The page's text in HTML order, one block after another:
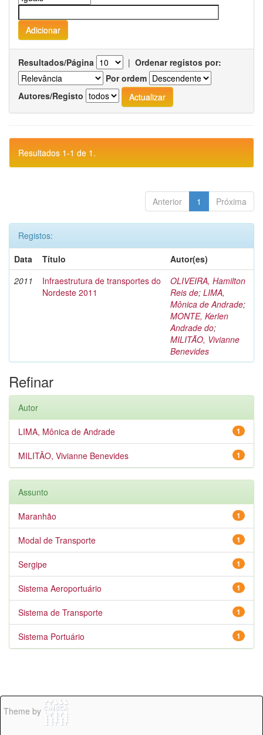
Resultados/Página | Ordenar registos por:
Por ordem
Autores/Registo
Resultados 1-1 de 1.
Anterior 1 Próxima
Registos:
Data
Título
Autor(es)
2011
Infraestrutura de transportes do
Nordeste 2011
OLIVEIRA, Hamilton
Reis de; LIMA,
Mônica de Andrade;
MONTE, Kerlen
Andrade do;
MILITÃO, Vivianne
Benevides
Refinar
Autor
1
LIMA, Mônica de Andrade
1
MILITÃO, Vivianne Benevides
Assunto
1
Maranhão
1
Modal de Transporte
1
Sergipe
1
Sistema Aeroportuário
1
Sistema de Transporte
1
Sistema Portuário
Theme by